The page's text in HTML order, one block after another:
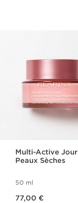
Multi-Active Jour
Peaux Sèches
50 ml
77,00 €